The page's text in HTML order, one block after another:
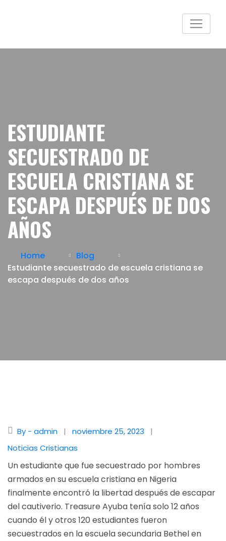
ESTUDIANTE
SECUESTRADO DE
ESCUELA CRISTIANA SE
ESCAPA DESPUÉS DE DOS
AÑOS
Home
Blog
Estudiante secuestrado de escuela cristiana se
escapa después de dos años
By - admin
noviembre 25, 2023
Noticias Cristianas
Un estudiante que fue secuestrado por hombres
armados en su escuela cristiana en Nigeria
finalmente encontró la libertad después de escapar
del cautiverio. Treasure Ayuba tenía solo 12 años
cuando él y otros 120 estudiantes fueron
secuestrados en la escuela secundaria Bethel en